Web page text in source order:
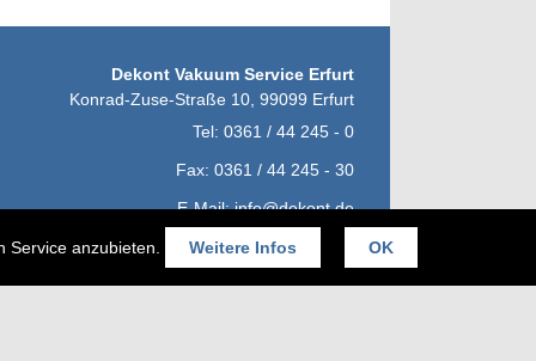
anzubieten. Weitere Infos OK
Dekont Vakuum Service Erfurt
Konrad-Zuse-Straße 10 99099 Erfurt
Tel: 0361 / 44 245 - 0
Fax: 0361 / 44 245 - 30
E-Mail:info@dekont.de